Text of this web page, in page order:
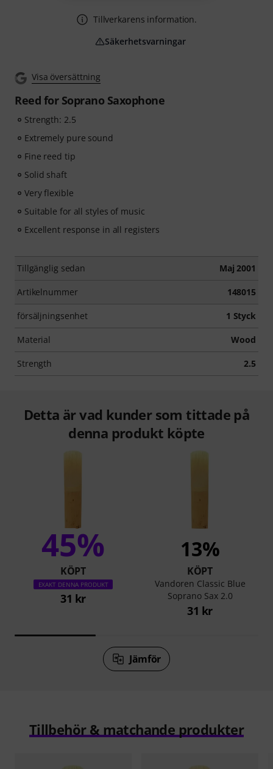
Visa översättning
Reed for Soprano Saxophone
Strength: 2.5
Extremely pure sound
Fine reed tip
Solid shaft
Very flexible
Suitable for all styles of music
Excellent response in all registers
Tillgänglig sedan Maj 2001
Artikelnummer 148015
försäljningsenhet 1 Styck
Material Wood
Strength 2.5
Tillverkarens information.
Säkerhetsvarningar
Detta är vad kunder som tittade på
denna produkt köpte
45%
KÖPT
EXAKT DENNA PRODUKT
31 kr
13%
KÖPT
Vandoren Classic Blue
Soprano Sax 2.0
31 kr
Jämför
Tillbehör & matchande produkter